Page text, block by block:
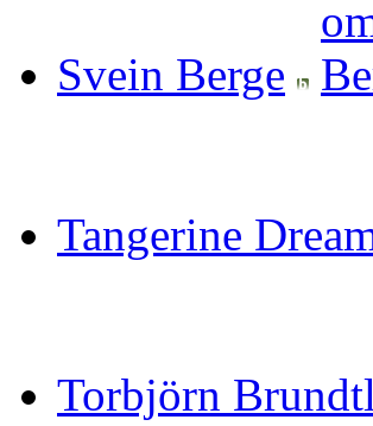
Svein Berge
Tangerine
Torbjörn